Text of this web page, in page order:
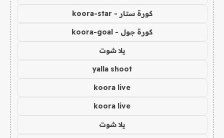
كورة ستار - koora-star
كورة جول - koora-goal
يلا شوت
yalla shoot
koora live
koora live
يلا شوت